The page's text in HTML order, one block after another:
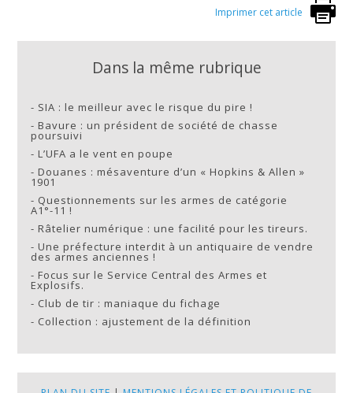
Imprimer cet article
Dans la même rubrique
- SIA : le meilleur avec le risque du pire !
-Bavure : un président de société de chasse
poursuivi
-L’UFA a le vent en poupe
-Douanes : mésaventure d’un « Hopkins & Allen »
1901
- Questionnements sur les armes de catégorie
A1°-11 !
-Râtelier numérique : une facilité pour les tireurs.
-Une préfecture interdit à un antiquaire de vendre
des armes anciennes !
-Focus sur le Service Central des Armes et
Explosifs.
- Club de tir : maniaque du fichage
- Collection : ajustement de la définition